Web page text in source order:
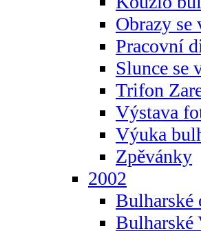
Obrazy se
Pracovní
Slunce se
Trifon
Výstava
Výuka
Zpěvánky
2002
Bulharské
Bulharské